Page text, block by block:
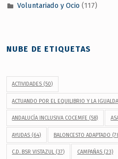
Voluntariado y Ocio (117)
NUBE DE ETIQUETAS
ACTIVIDADES (50)
ACTUANDO POR EL EQUILIBRIO Y LA
ANDALUCÍA INCLUSIVA COCEMFE (58)
AYUDAS (64) BALONCESTO ADAPTADO
C.D. BSR VISTAZUL (37) CAMPAÑAS(23)